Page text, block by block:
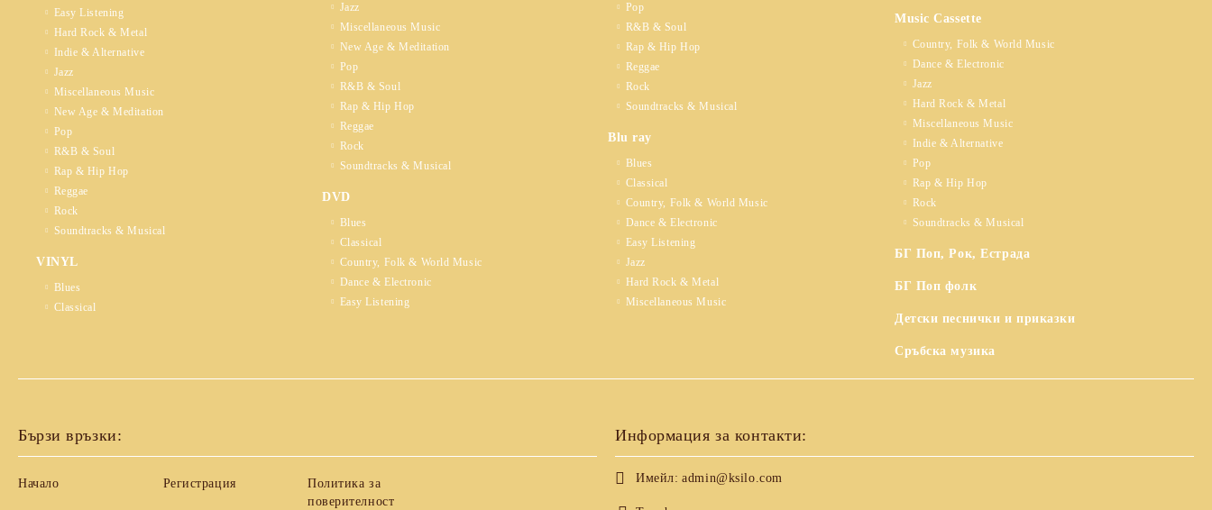
Easy Listening
Hard Rock & Metal
Indie & Alternative
Jazz
Miscellaneous Music
New Age & Meditation
Pop
R&B & Soul
Rap & Hip Hop
Reggae
Rock
Soundtracks & Musical
VINYL
Blues
Classical
Jazz
Miscellaneous Music
New Age & Meditation
Pop
R&B & Soul
Rap & Hip Hop
Reggae
Rock
Soundtracks & Musical
DVD
Blues
Classical
Country, Folk & World Music
Dance & Electronic
Easy Listening
Pop
R&B & Soul
Rap & Hip Hop
Reggae
Rock
Soundtracks & Musical
Blu ray
Blues
Classical
Country, Folk & World Music
Dance & Electronic
Easy Listening
Jazz
Hard Rock & Metal
Miscellaneous Music
Music Cassette
Country, Folk & World Music
Dance & Electronic
Jazz
Hard Rock & Metal
Miscellaneous Music
Indie & Alternative
Pop
Rap & Hip Hop
Rock
Soundtracks & Musical
БГ Поп, Рок, Естрада
БГ Поп фолк
Детски песнички и приказки
Сръбска музика
Бързи връзки:
Начало Регистрация
Политика за
поверителност
Информация за контакти:
Имейл: admin@ksilo.com